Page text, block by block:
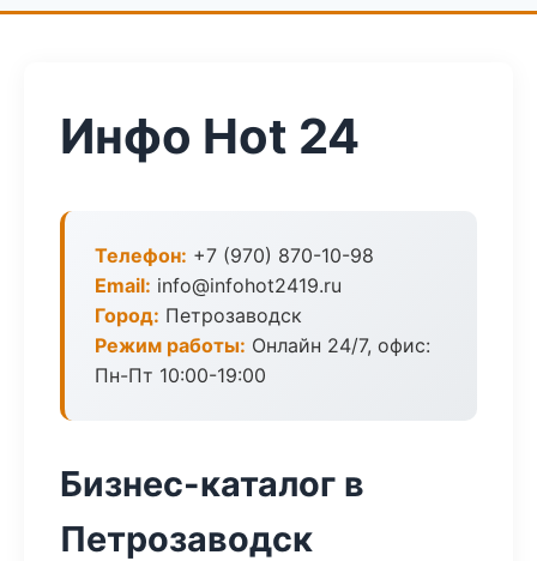
Инфо Hot 24
Телефон: +7 (970) 870-10-98
Email: info@infohot2419.ru
Город: Петрозаводск
Режим работы: Онлайн 24/7, офис:
Пн-Пт 10:00-19:00
Бизнес-каталог в
Петрозаводск